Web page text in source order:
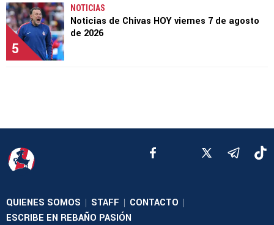
5
NOTICIAS
Noticias de Chivas HOY viernes 7 de agosto
de 2026
QUIENES SOMOS | STAFF | CONTACTO |
ESCRIBE EN REBAÑO PASIÓN